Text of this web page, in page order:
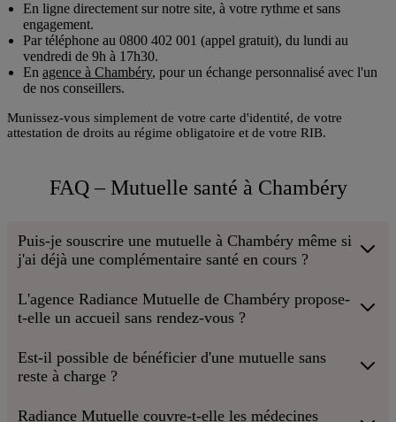
En ligne directement sur notre site, à votre rythme et sans
engagement.
Par téléphone au 0800 402 001 (appel gratuit), du lundi au
vendredi de 9h à 17h30.
En agence à Chambéry, pour un échange personnalisé avec l'un
de nos conseillers.
Munissez-vous simplement de votre carte d'identité, de votre
attestation de droits au régime obligatoire et de votre RIB.
FAQ – Mutuelle santé à Chambéry
Puis-je souscrire une mutuelle à Chambéry même si
j'ai déjà une complémentaire santé en cours ?
L'agence Radiance Mutuelle de Chambéry propose-
t-elle un accueil sans rendez-vous ?
Est-il possible de bénéficier d'une mutuelle sans
reste à charge ?
Radiance Mutuelle couvre-t-elle les médecines